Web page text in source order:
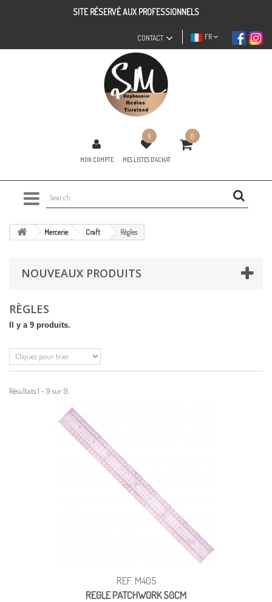
SITE RÉSERVÉ AUX PROFESSIONNELS
FR
CONTACT
MON COMPTE
0
MES LISTES D'ACHAT
0
Mercerie Craft Règles
NOUVEAUX PRODUITS
RÈGLES
Il y a 9 produits.
Résultats 1 - 9 sur 9.
REF: M405
REGLE PATCHWORK 50CM